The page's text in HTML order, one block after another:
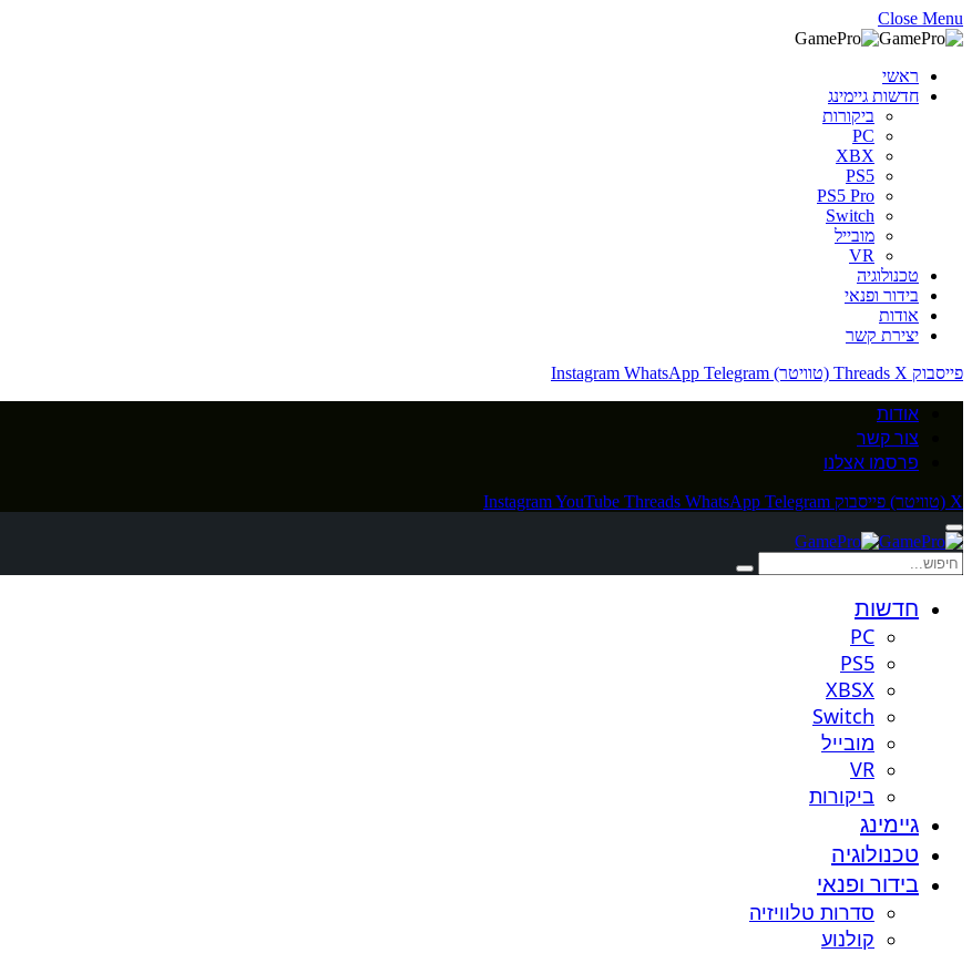
Close Menu
ראשי
חדשות גיימינג
ביקורות
PC
XBX
PS5
PS5 Pro
Switch
מובייל
VR
טכנולוגיה
בידור ופנאי
אודות
יצירת קשר
פייסבוק
Threads X (טוויטר) Instagram WhatsApp Telegram
אודות
צור קשר
פרסמו אצלנו
X (טוויטר) פייסבוק InstagramYouTube Threads WhatsApp Telegram
חדשות
PC
PS5
XBSX
Switch
מובייל
VR
ביקורות
גיימינג
טכנולוגיה
בידור ופנאי
סדרות טלוויזיה
קולנוע